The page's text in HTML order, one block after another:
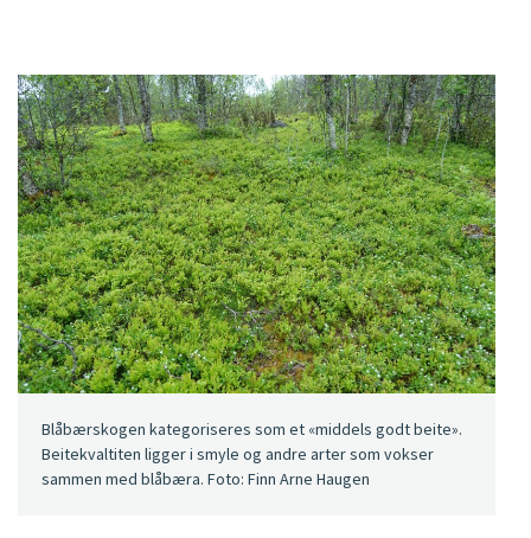
Blåbærskogen kategoriseres som et «middels godt beite».
Beitekvaltiten ligger i smyle og andre arter som vokser
sammen med blåbæra. Foto: Finn Arne Haugen